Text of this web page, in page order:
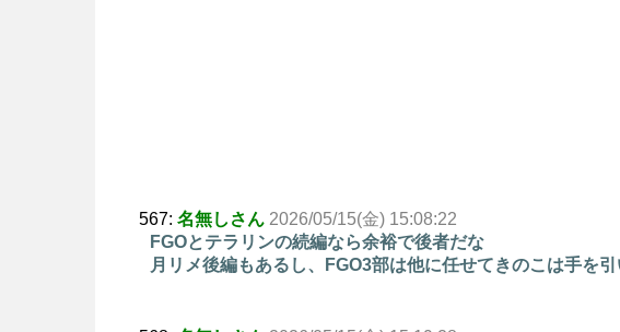
567: 名無しさん 2026/05/15(金) 15:08:22
FGOとテラリンの続編なら余裕で後者だな
月リメ後編もあるし、FGO3部は他に任せてきのこは手を